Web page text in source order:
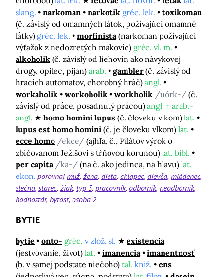
slang.
narkoman narkotik gréc. lek.
toxikoman
(č. závislý od omamných látok, požívajúci omamné
látky) gréc. lek. morfinista (narkoman požívajúci
výťažok z nedozretých makovíc) gréc. vl. m.
alkoholik (č. závislý od liehovín ako návykovej
drogy, opilec, pijan) arab. gambler (č. závislý od
hracích automatov, chorobný hráč) angl.
workaholik
workoholik workholik /uórk-/ (č.
závislý od práce, posadnutý prácou) angl. + arab.-
angl.
homo homini lupus (č. človeku vlkom) lat.
lupus est homo homini (č. je človeku vlkom) lat.
ecce homo /ekce/ (ajhľa, č., Pilátov výrok o
zbičovanom Ježišovi s tŕňovou korunou) lat. bibl.
per capita /ka-/ (na č. ako jedinca, na hlavu) lat.
ekon. porovnajmuž žena dieťa chlapec dievča mládenec
slečna starec žiak typ 3 pracovník odborník neodborník
hodnostár bytosť osoba 2
BYTIE
bytie onto- gréc. v zlož. sl.
existencia
(jestvovanie, život) lat. imanencia
imanentnosť
(b. v samej podstate niečoho) tal. kniž.
ens